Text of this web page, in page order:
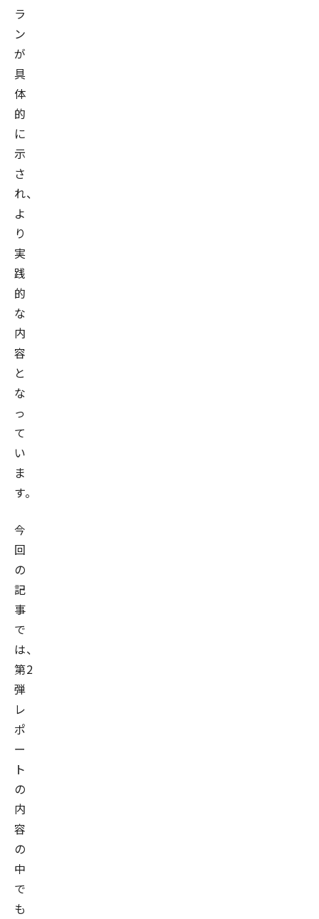
ラ
ン
が
具
体
的
に
示
さ
れ、
よ
り
実
践
的
な
内
容
と
な
っ
て
い
ま
す。
今
回
の
記
事
で
は、
第2
弾
レ
ポ
ー
ト
の
内
容
の
中
で
も